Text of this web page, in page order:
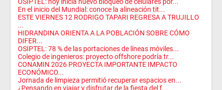
En el inicio del Mundial: conoce la alineación tit...
ESTE VIERNES 12 RODRIGO TAPARI REGRESA A TRUJILLO
...
HIDRANDINA ORIENTA A LA POBLACIÓN SOBRE CÓMO
DIFER...
OSIPTEL: 78 % de las portaciones de líneas móviles...
Colegio de ingenieros: proyecto offshore podría tr...
CONAMIN 2026 PROYECTA IMPORTANTE IMPACTO
ECONÓMICO...
Jornada de limpieza permitió recuperar espacios en...
¿Pensando en viajar y disfrutar de la fiesta del f...